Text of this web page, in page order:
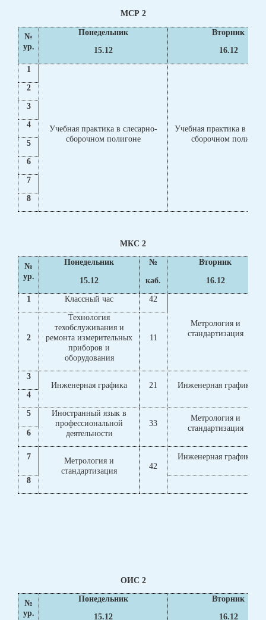
МСР 2
№
ур.
Понедельник
15.12
Вторник
16.12
1
Учебная практика в слесарно-
сборочном полигоне
Учебная практика в
сборочном полигоне
2
3
4
5
6
7
8
МКС 2
№
ур.
Понедельник
15.12
№
каб.
Вторник
16.12
1
Классный час 42
Метрология и
стандартизация
2
Технология
техобслуживания и
ремонта измерительных
приборов и
оборудования
11
3
Инженерная графика
21
Инженерная графика
4
5
Иностранный язык в
профессиональной
деятельности
33
Метрология и
стандартизация
6
7
Метрология и
стандартизация
42
Инженерная графика
8
ОИС 2
№
ур.
Понедельник
15.12
Вторник
16.12